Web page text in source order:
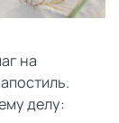
на
делу: